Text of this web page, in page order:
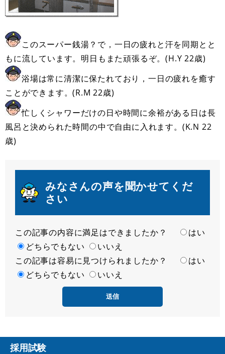
このスーパー銭湯？で，一日の疲れと汗を同期とと
もに流しています。明日もまた頑張るぞ。(H.Y 22歳)
浴場は常に清潔に保たれており，一日の疲れを癒す
ことができます。(R.M 22歳)
忙しくシャワーだけの日や時間に余裕がある日は長
風呂と決められた時間の中で自由に入れます。(K.N 22
歳)
みなさんの声を聞かせてくだ
さい
満
足
度
この記事の内容に満足はできましたか？
はい
どちらでもない
いいえ
容
易
この記事は容易に見つけられましたか？
はい
どちらでもない
いいえ
採用試験